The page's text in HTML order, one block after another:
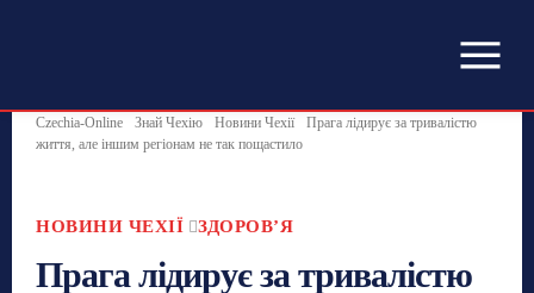
Czechia-Online Знай Чехію Новини Чехії
Прага лідирує за тривалістю
життя, але іншим регіонам не так пощастило
НОВИНИ ЧЕХІЇ ЗДОРОВʼЯ
Прага лідирує за тривалістю